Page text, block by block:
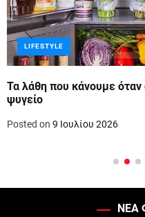
LIFESTYLE
Τα λάθη που κάνουμε
ψυγείο
Posted on 9 Ιουλίου 2026
ΝΕΑ